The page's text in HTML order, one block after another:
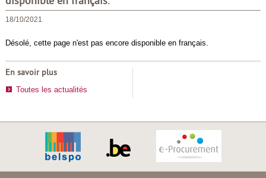
18/10/2021
Désolé, cette page n'est pas encore disponible en français.
En savoir plus
Toutes les actualités